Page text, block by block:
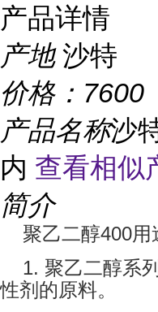
产品详情
产地 沙特
价格： 7600
产品名称沙
内 查看相似
简介
聚乙二醇400用
1. 聚乙二醇系
性剂的原料。